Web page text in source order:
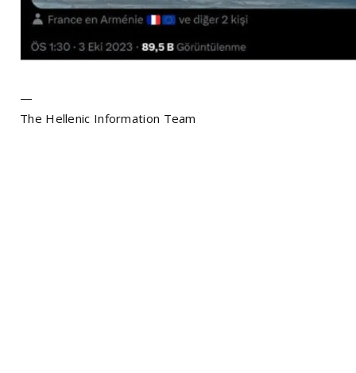
—
The Hellenic Information Team